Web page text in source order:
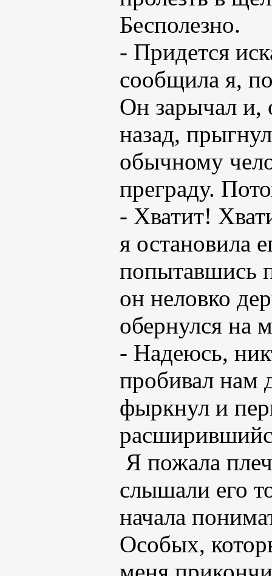
Бесполезно.
- Придется
сообщила я,
Он зарычал и,
назад,
обычному
преграду.
- Хватит!
я остановила
попытавшись
он неловко
обернулся на
- Надеюсь,
пробивал нам
фыркнул и
Я пожала
слышали его
начала
Особых,